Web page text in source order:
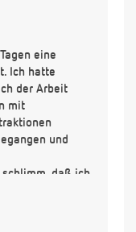
eine
Ich hatte
der Arbeit
mit
und
daß ich
oder stehen